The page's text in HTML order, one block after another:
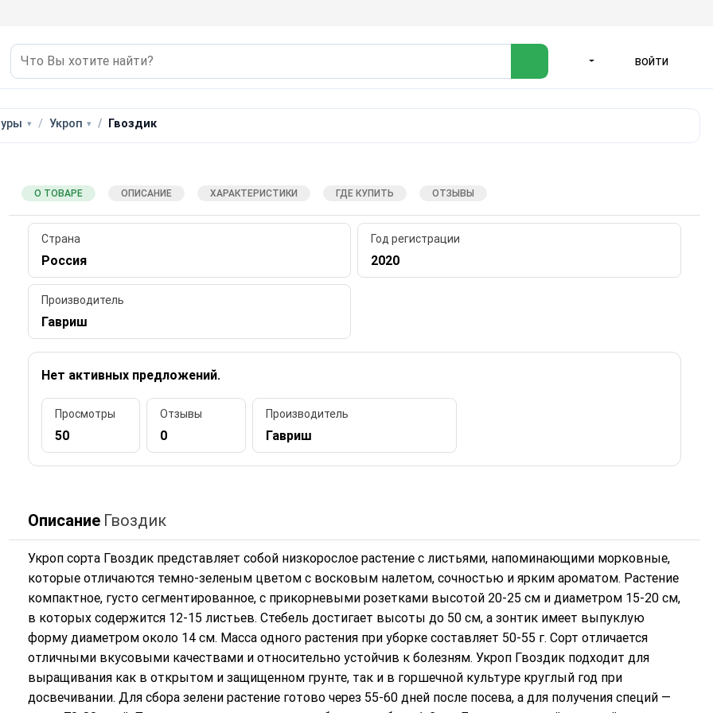
ВОЙТИ
Укроп Гвоздик
О ТОВАРЕ ОПИСАНИЕ ХАРАКТЕРИСТИКИ ГДЕ КУПИТЬ ОТЗЫВЫ
Страна
Россия
Год регистрации
2020
Производитель
Гавриш
Нет активных предложений.
Просмотры
50
Отзывы
0
Производитель
Гавриш
Описание Гвоздик
Укроп сорта Гвоздик представляет собой низкорослое растение с листьями, напоминающими морковные,
которые отличаются темно-зеленым цветом с восковым налетом, сочностью и ярким ароматом. Растение
компактное, густо сегментированное, с прикорневыми розетками высотой 20-25 см и диаметром 15-20 см,
в которых содержится 12-15 листьев. Стебель достигает высоты до 50 см, а зонтик имеет выпуклую
форму диаметром около 14 см. Масса одного растения при уборке составляет 50-55 г. Сорт отличается
отличными вкусовыми качествами и относительно устойчив к болезням. Укроп Гвоздик подходит для
выращивания как в открытом и защищенном грунте, так и в горшечной культуре круглый год при
досвечивании. Для сбора зелени растение готово через 55-60 дней после посева, а для получения специй —